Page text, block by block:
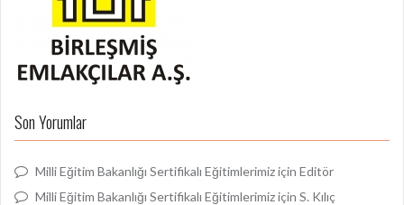
Son Yorumlar
Milli Eğitim Bakanlığı Sertifikalı Eğitimlerimiziçin Editör
Milli Eğitim Bakanlığı Sertifikalı Eğitimlerimiziçin S. Kılıç